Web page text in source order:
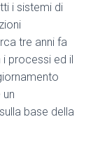
i sistemi di
tre anni fa
processi ed il
base della